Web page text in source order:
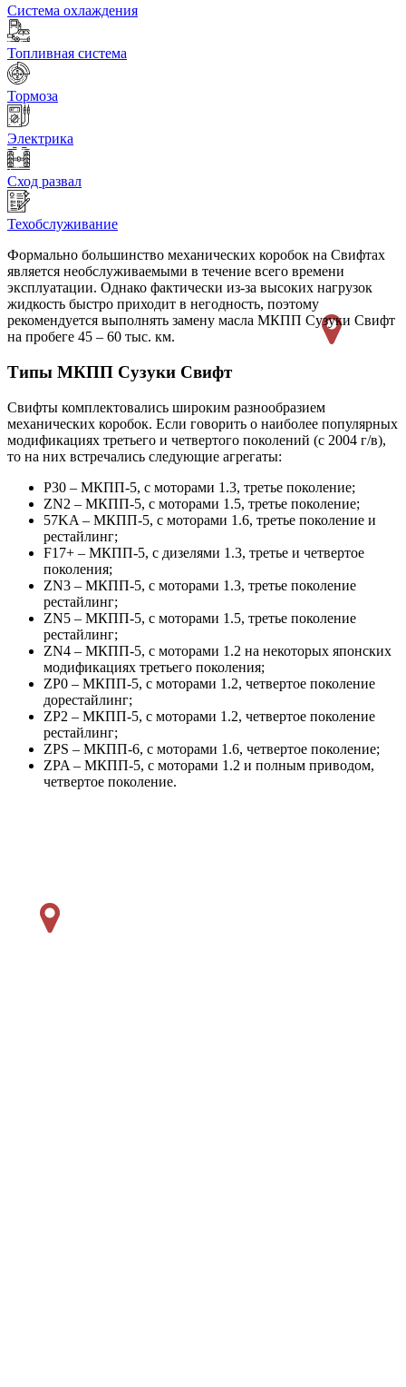
Система охлаждения
Топливная система
Тормоза
Электрика
Сход развал
Техобслуживание
Формально большинство механических коробок на Свифтах
является необслуживаемыми в течение всего времени
эксплуатации. Однако фактически из-за высоких нагрузок
жидкость быстро приходит в негодность, поэтому
рекомендуется выполнять замену масла МКПП Сузуки Свифт
на пробеге 45 – 60 тыс. км.
Типы МКПП Сузуки Свифт
Свифты комплектовались широким разнообразием
механических коробок. Если говорить о наиболее популярных
модификациях третьего и четвертого поколений (с 2004 г/в),
то на них встречались следующие агрегаты:
P30 – МКПП-5, с моторами 1.3, третье поколение;
ZN2 – МКПП-5, с моторами 1.5, третье поколение;
57KA – МКПП-5, с моторами 1.6, третье поколение и
рестайлинг;
F17+ – МКПП-5, с дизелями 1.3, третье и четвертое
поколения;
ZN3 – МКПП-5, с моторами 1.3, третье поколение
рестайлинг;
ZN5 – МКПП-5, с моторами 1.5, третье поколение
рестайлинг;
ZN4 – МКПП-5, с моторами 1.2 на некоторых японских
модификациях третьего поколения;
ZP0 – МКПП-5, с моторами 1.2, четвертое поколение
дорестайлинг;
ZP2 – МКПП-5, с моторами 1.2, четвертое поколение
рестайлинг;
ZPS – МКПП-6, с моторами 1.6, четвертое поколение;
ZPA – МКПП-5, с моторами 1.2 и полным приводом,
четвертое поколение.